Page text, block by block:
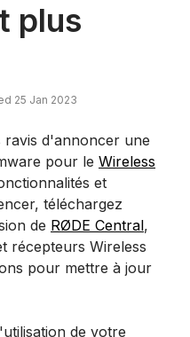
plus
25 Jan 2023
d'annoncer une
pour le Wireless
et
téléchargez
de RØDE Central,
récepteurs Wireless
pour mettre à jour
de votre